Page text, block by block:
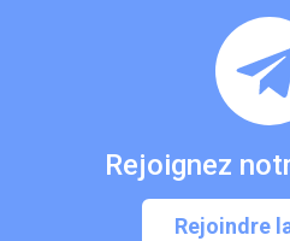
Rejoignez
Rejoindre